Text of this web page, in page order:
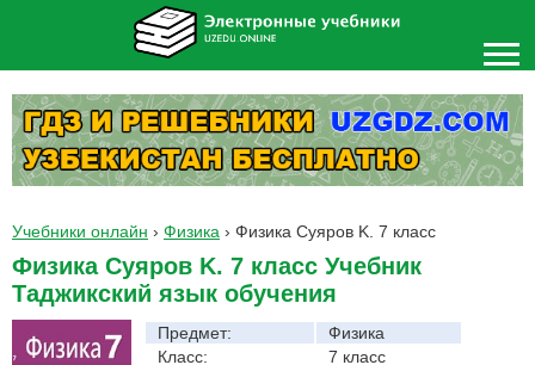
Учебники онлайн › Физика › Физика Суяров K. 7 класс
Физика Суяров K. 7 класс Учебник
Таджикский язык обучения
Предмет:
Физика
Класс:
7 класс